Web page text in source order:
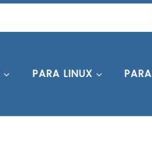
PARA LINUX